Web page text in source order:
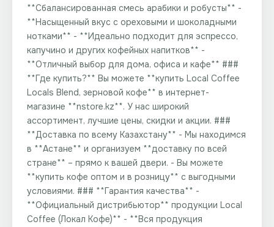
**Сбалансированная смесь арабики и робусты** -
**Насыщенный вкус с ореховыми и шоколадными
нотками** - **Идеально подходит для эспрессо,
капучино и других кофейных напитков** -
**Отличный выбор для дома, офиса и кафе** ###
**Где купить?** Вы можете **купить Local Coffee
Locals Blend, зерновой кофе** в интернет-
магазине **nstore.kz**. У нас широкий
ассортимент, лучшие цены, скидки и акции. ###
**Доставка по всему Казахстану** - Мы находимся
в **Астане** и организуем **доставку по всей
стране** – прямо к вашей двери. - Вы можете
**купить кофе оптом и в розницу** с выгодными
условиями. ### **Гарантия качества** -
**Официальный дистрибьютор** продукции Local
Coffee (Локал Кофе)** - **Вся продукция